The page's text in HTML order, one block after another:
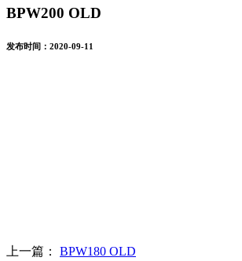
BPW200 OLD
发布时间：2020-09-11
上一篇： BPW180 OLD